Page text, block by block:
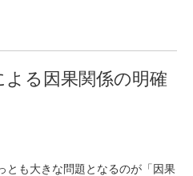
よる因果関係の明確
とも大きな問題となるのが「因果